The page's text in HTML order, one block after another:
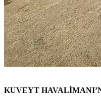
KUVEYT